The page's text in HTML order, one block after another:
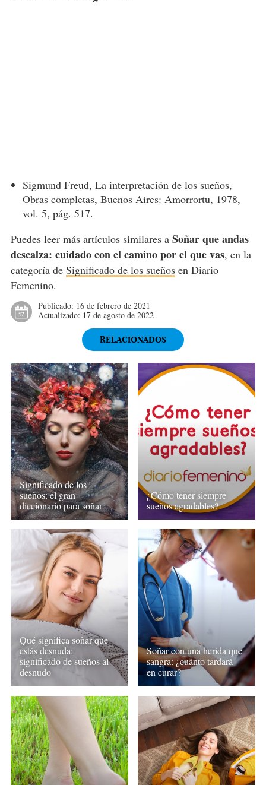
Sigmund Freud, La interpretación de los sueños,
Obras completas, Buenos Aires: Amorrortu, 1978,
vol. 5, pág. 517.
Puedes leer más artículos similares a Soñar que andas
descalza: cuidado con el camino por el que vas, en la
categoría de Significado de los sueñosen Diario
Femenino.
Publicado: 16 de febrero de 2021
Actualizado: 17 de agosto de 2022
RELACIONADOS
Significado de los
sueños: el gran
diccionario para soñar
¿Cómo tener siempre
sueños agradables?
Qué significa soñar que
estás desnuda:
significado de sueños al
desnudo
Soñar con una herida que
sangra: ¿cuánto tardará
en curar?